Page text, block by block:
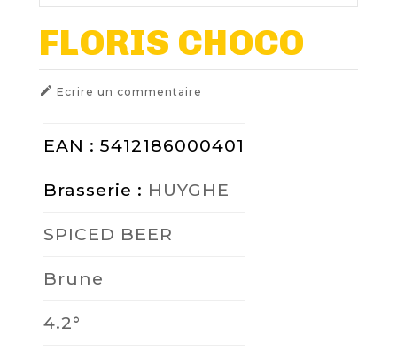
Paniers Cadeaux À Composer
TIREUSES
BLOG
NOUS CONTACTER
FLORIS CHOCO
 Ecrire un commentaire
EAN : 5412186000401
Brasserie : HUYGHE
SPICED BEER
Brune
4.2°